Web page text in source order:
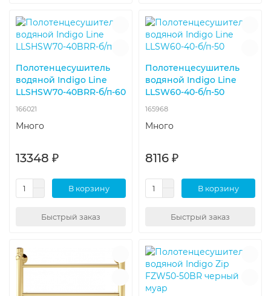
Полотенцесушитель
водяной Indigo Line
LLSHSW70-40BRR-б/п-60
166021
Много
13348 ₽
В корзину
Быстрый заказ
Полотенцесушитель
водяной Indigo Line
LLSW60-40-б/п-50
165968
Много
8116 ₽
В корзину
Быстрый заказ